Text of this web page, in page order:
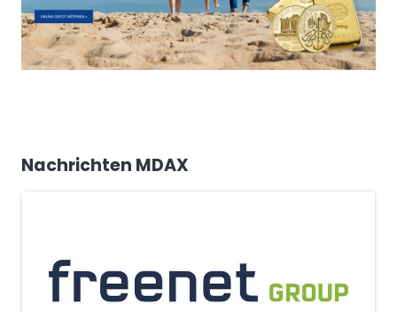
Nachrichten MDAX